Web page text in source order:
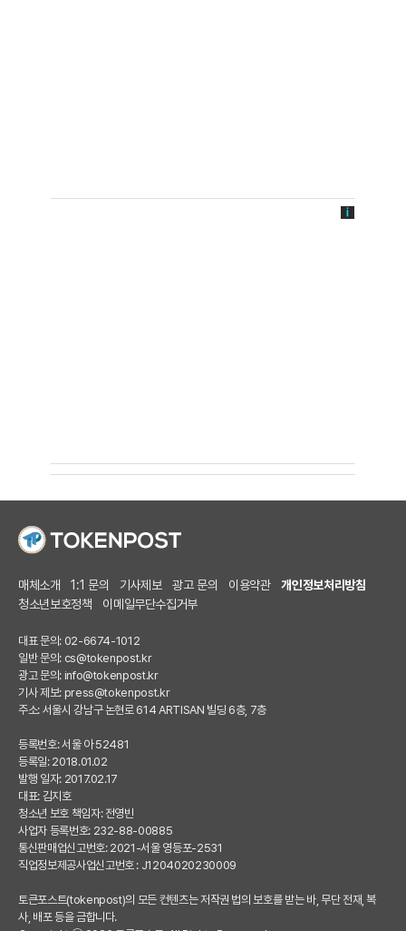
매체소개 1:1 문의 기사제보 광고 문의 이용약관
개인정보처리방침
청소년보호정책
이메일무단수집거부
대표 문의: 02-6674-1012
일반 문의: cs@tokenpost.kr
광고 문의: info@tokenpost.kr
기사 제보: press@tokenpost.kr
주소: 서울시 강남구 논현로 614 ARTISAN 빌딩 6층, 7층
등록번호: 서울 아 52481
등록일: 2018.01.02
발행 일자: 2017.02.17
대표: 김지호
청소년 보호 책임자: 전영빈
사업자 등록번호: 232-88-00885
통신판매업신고번호: 2021-서울 영등포-2531
직업정보제공사업신고번호 : J1204020230009
토큰포스트(tokenpost)의 모든 컨텐츠는 저작권 법의 보호를 받는 바, 무단 전재, 복
사, 배포 등을 금합니다.